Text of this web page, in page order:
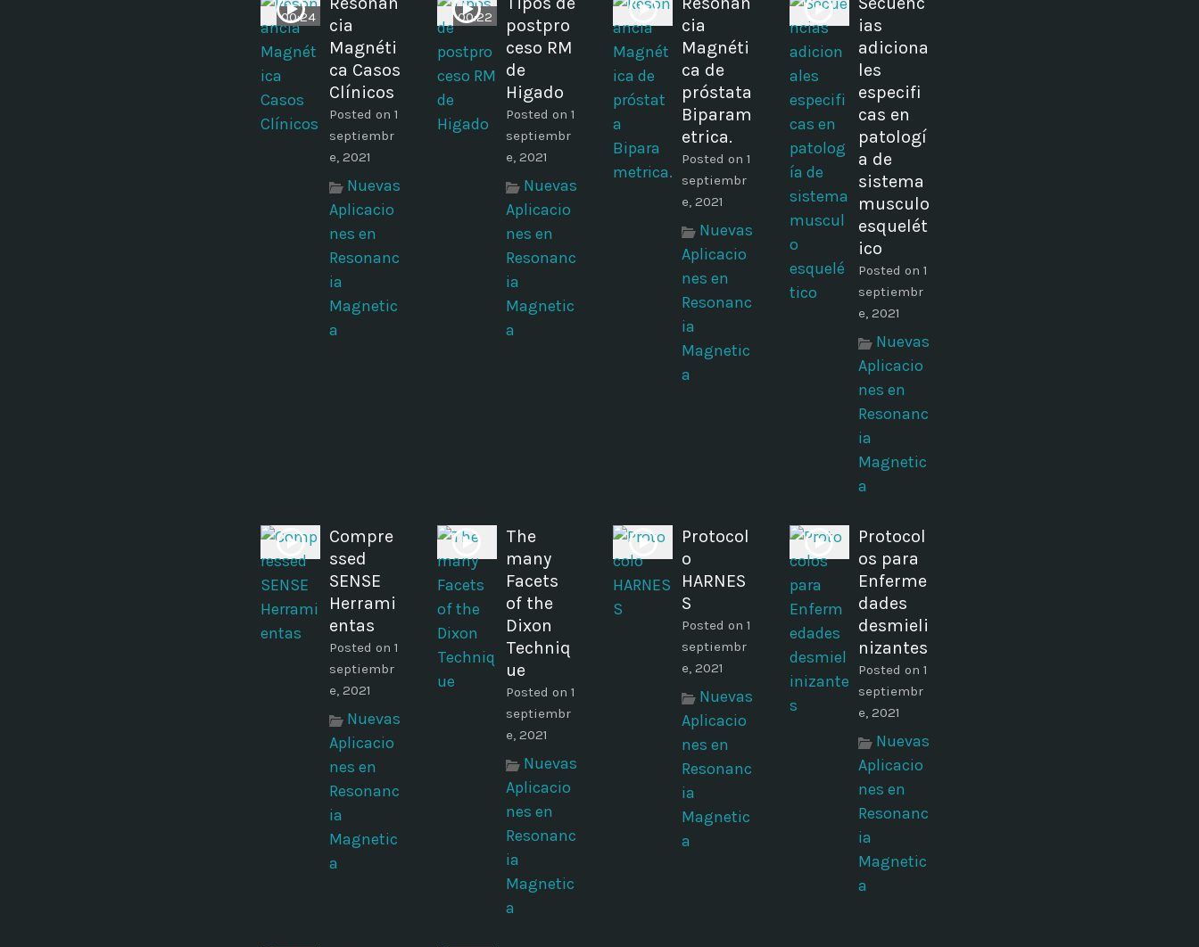
00:24
cia
Magnéti
ca Casos
Clínicos
Posted on 1
septiembr
e, 2021
Nuevas
Aplicacio
nes en
Resonanc
ia
Magnetic
a
00:22
postpro
ceso RM
de
Higado
Posted on 1
septiembr
e, 2021
Nuevas
Aplicacio
nes en
Resonanc
ia
Magnetic
a
cia
Magnéti
ca de
próstata
Biparam
etrica.
Posted on 1
septiembr
e, 2021
Nuevas
Aplicacio
nes en
Resonanc
ia
Magnetic
a
ias
adiciona
les
especifi
cas en
patologí
a de
sistema
musculo
esquelét
ico
Posted on 1
septiembr
e, 2021
Nuevas
Aplicacio
nes en
Resonanc
ia
Magnetic
a
Compre
ssed
SENSE
Herrami
entas
Posted on 1
septiembr
e, 2021
Nuevas
Aplicacio
nes en
Resonanc
ia
Magnetic
a
The
many
Facets
of the
Dixon
Techniq
ue
Posted on 1
septiembr
e, 2021
Nuevas
Aplicacio
nes en
Resonanc
ia
Magnetic
a
Protocol
o
HARNES
S
Posted on 1
septiembr
e, 2021
Nuevas
Aplicacio
nes en
Resonanc
ia
Magnetic
a
Protocol
os para
Enferme
dades
desmieli
nizantes
Posted on 1
septiembr
e, 2021
Nuevas
Aplicacio
nes en
Resonanc
ia
Magnetic
a